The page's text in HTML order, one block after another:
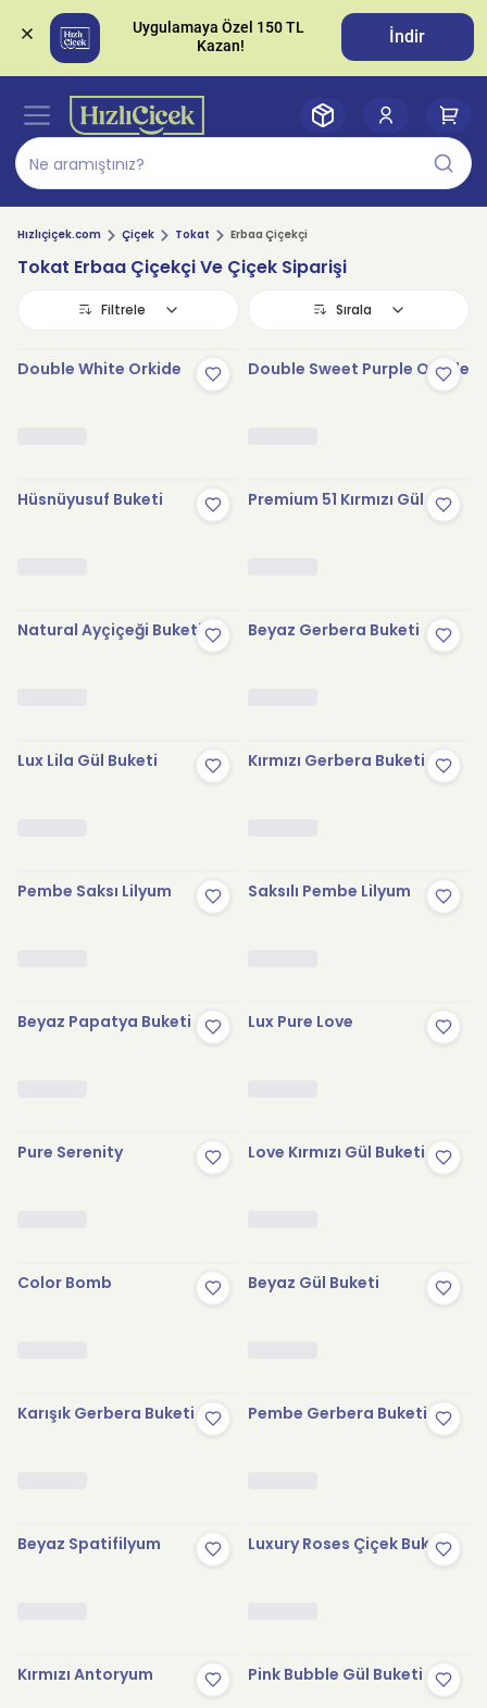
Uygulamaya Özel 150 TL
İndir
Hızlıçiçek.com Çiçek Tokat Erbaa Çiçekçi
Tokat Erbaa Çiçekçi Ve Çiçek Siparişi
Filtrele Sırala
Double White Orkide Double Sweet Purple Orkide
Hüsnüyusuf Buketi Premium 51 Kırmızı Gül
Natural Ayçiçeği Buketi Beyaz Gerbera Buketi
Lux Lila Gül Buketi Kırmızı Gerbera Buketi
Pembe Saksı Lilyum Saksılı Pembe Lilyum
Beyaz Papatya Buketi Lux Pure Love
Pure Serenity Love Kırmızı Gül Buketi
Color Bomb Beyaz Gül Buketi
Karışık Gerbera Buketi Pembe Gerbera Buketi
Beyaz Spatifilyum Luxury Roses Çiçek Buketi
Kırmızı Antoryum Pink Bubble Gül Buketi